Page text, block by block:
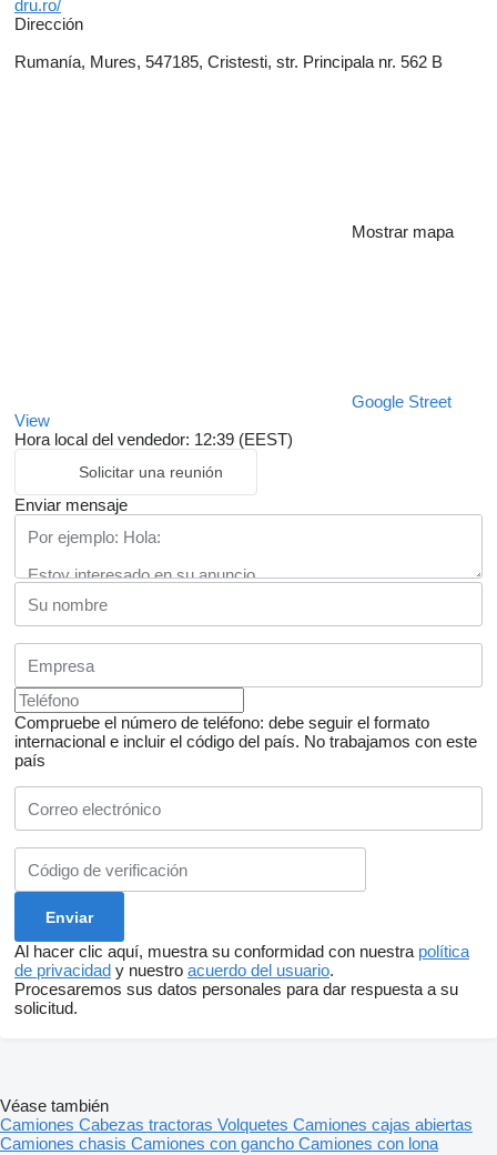
dru.ro/
Dirección
Rumanía, Mures, 547185, Cristesti, str. Principala nr. 562 B
Mostrar mapa
Google Street
View
Hora local del vendedor: 12:39 (EEST)
Solicitar una reunión
Enviar mensaje
Compruebe el número de teléfono: debe seguir el formato
internacional e incluir el código del país. No trabajamos con este
país
Al hacer clic aquí, muestra su conformidad con nuestra política
de privacidad y nuestro acuerdo del usuario.
Procesaremos sus datos personales para dar respuesta a su
solicitud.
Véase también
Camiones Cabezas tractoras Volquetes Camiones cajas abiertas
Camiones chasis Camiones con gancho Camiones con lona